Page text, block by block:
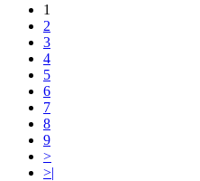
1
2
3
4
5
6
7
8
9
>
>|